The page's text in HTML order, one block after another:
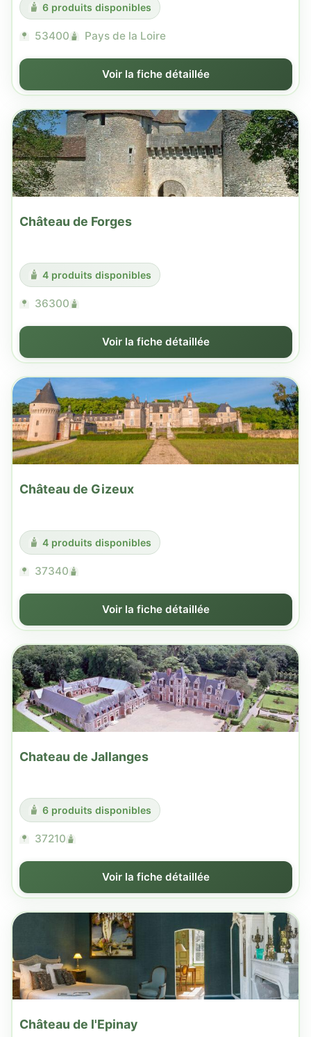
6 produits disponibles
53400 Pays de la Loire
Voir la fiche détaillée
Château de Forges
4 produits disponibles
36300
Voir la fiche détaillée
Château de Gizeux
4 produits disponibles
37340
Voir la fiche détaillée
Chateau de Jallanges
6 produits disponibles
37210
Voir la fiche détaillée
Château de l'Epinay